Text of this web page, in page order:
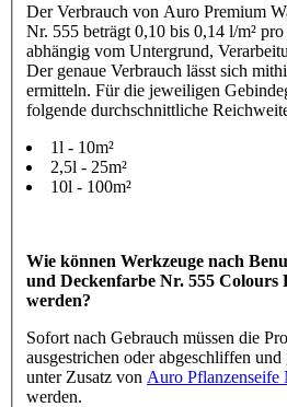
Der Verbrauch von Auro Premium
Nr. 555 beträgt 0,10 bis 0,14 l/m²
abhängig vom Untergrund,
Der genaue Verbrauch lässt sich
ermitteln. Für die jeweiligen
folgende durchschnittliche
1l - 10m²
2,5l - 25m²
10l - 100m²
Wie können Werkzeuge nach
und Deckenfarbe Nr. 555 Colours
werden?
Sofort nach Gebrauch müssen die
ausgestrichen oder abgeschliffen
unter Zusatz von Auro Pflanzenseife
werden.